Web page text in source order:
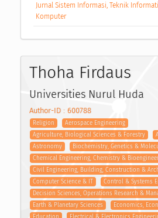
Jurnal Sistem Informasi, Teknik
Komputer
Thoha Firdaus
Universities Nurul Huda
Author-ID : 600788
Religion
Aerospace Engineering
Agriculture, Biological Sciences & Forestry
Astronomy
Biochemistry, Genetics &
Chemical Engineering, Chemistry &
Civil Engineering, Building, Construction &
Computer Science & IT
Control & Systems
Decision Sciences, Operations Research &
Earth & Planetary Sciences
Economics,